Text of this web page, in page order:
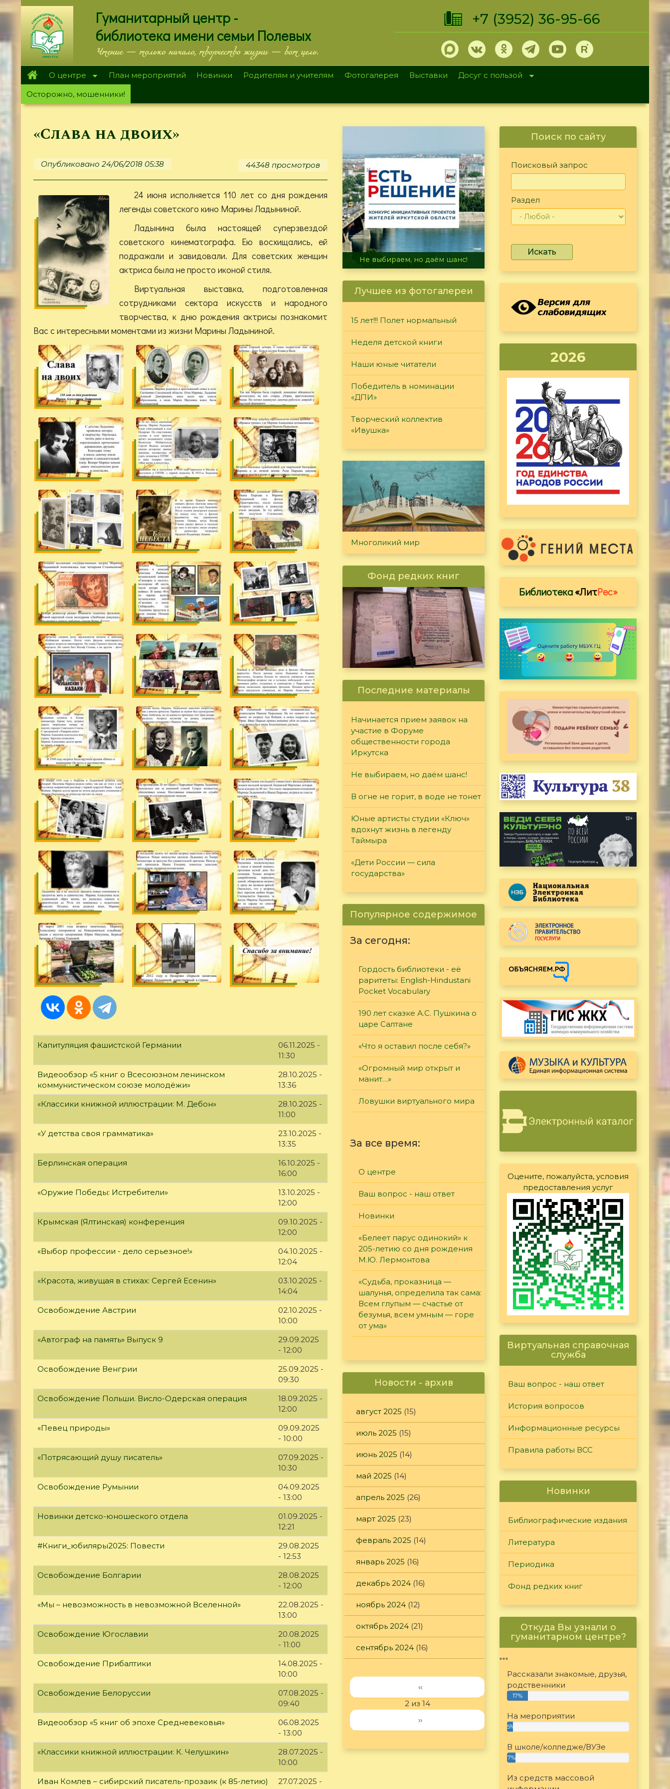
Перейти
к
основному
содержанию
Гуманитарный центр -
библиотека имени семьи Полевых
Чтение — только начало, творчество жизни — вот цель.
+7 (3952) 36-95-66
О центре План мероприятий Новинки Родителям и учителям Фотогалерея Выставки
Досуг с пользой
Осторожно, мошенники!
«Слава на двоих»
Опубликовано 24/06/2018 05:38 44348 просмотров
24 июня исполняется 110 лет со дня рождения
легенды советского кино Марины Ладыниной.
Ладынина была настоящей суперзвездой
советского кинематографа. Ею восхищались, ей
подражали и завидовали. Для советских женщин
актриса была не просто иконой стиля.
Виртуальная выставка, подготовленная
сотрудниками сектора искусств и народного
творчества, к дню рождения актрисы познакомит
Вас с интересными моментами из жизни Марины Ладыниной.
Капитуляция фашистской Германии
06.11.2025 -
11:30
Видеообзор «5 книг о Всесоюзном ленинском
коммунистическом союзе молодёжи»
28.10.2025 -
13:36
«Классики книжной иллюстрации: М. Дебон»
28.10.2025 -
11:00
«У детства своя грамматика»
23.10.2025 -
13:35
Берлинская операция
16.10.2025 -
16:00
«Оружие Победы: Истребители»
13.10.2025 -
12:00
Крымская (Ялтинская) конференция
09.10.2025 -
12:00
«Выбор профессии - дело серьезное!»
04.10.2025 -
12:04
«Красота, живущая в стихах: Сергей Есенин»
03.10.2025 -
14:04
Освобождение Австрии
02.10.2025 -
10:00
«Автограф на память» Выпуск 9
29.09.2025
- 12:00
Освобождение Венгрии
25.09.2025 -
09:30
Освобождение Польши. Висло-Одерская операция
18.09.2025 -
12:00
«Певец природы»
09.09.2025
- 10:00
«Потрясающий душу писатель»
07.09.2025 -
10:30
Освобождение Румынии
04.09.2025
- 13:00
Новинки детско-юношеского отдела
01.09.2025 -
12:21
#Книги_юбиляры2025: Повести
29.08.2025
- 12:53
Освобождение Болгарии
28.08.2025
- 12:00
«Мы – невозможность в невозможной Вселенной»
22.08.2025 -
13:00
Освобождение Югославии
20.08.2025
- 11:00
Освобождение Прибалтики
14.08.2025 -
10:00
Освобождение Белоруссии
07.08.2025 -
09:40
Видеообзор «5 книг об эпохе Средневековья»
06.08.2025
- 13:00
«Классики книжной иллюстрации: К. Челушкин»
28.07.2025 -
10:00
Иван Комлев – сибирский писатель-прозаик (к 85-летию)
27.07.2025 -
В огне не горит, в воде не тонет
Лучшее из фотогалереи
15 лет!!! Полет нормальный
Неделя детской книги
Наши юные читатели
Победитель в номинации
«ДПИ»
Творческий коллектив
«Ивушка»
Многоликий мир
Фонд редких книг
Последние материалы
Начинается прием заявок на
участие в Форуме
общественности города
Иркутска
Не выбираем, но даём шанс!
В огне не горит, в воде не тонет
Юные артисты студии «Ключ»
вдохнут жизнь в легенду
Таймыра
«Дети России — сила
государства»
Популярное содержимое
За сегодня:
Гордость библиотеки - её
раритеты: English-Hindustani
Pocket Vocabulary
190 лет сказке А.С. Пушкина о
царе Салтане
«Что я оставил после себя?»
«Огромный мир открыт и
манит…»
Ловушки виртуального мира
За все время:
О центре
Ваш вопрос - наш ответ
Новинки
«Белеет парус одинокий» к
205-летию со дня рождения
М.Ю. Лермонтова
«Судьба, проказница —
шалунья, определила так сама:
Всем глупым — счастье от
безумья, всем умным — горе
от ума»
Новости - архив
август 2025 (15)
июль 2025 (15)
июнь 2025 (14)
май 2025 (14)
апрель 2025 (26)
март 2025 (23)
февраль 2025 (14)
январь 2025 (16)
декабрь 2024 (16)
ноябрь 2024 (12)
октябрь 2024 (21)
сентябрь 2024 (16)
‹‹
2 из 14
››
Поиск по сайту
Поисковый запрос
Раздел
Искать
2026
Библиотека«ЛитРес»
Оцените, пожалуйста, условия
предоставления услуг
Виртуальная справочная
служба
Ваш вопрос - наш ответ
История вопросов
Информационные ресурсы
Правила работы ВСС
Новинки
Библиографические издания
Литература
Периодика
Фонд редких книг
Откуда Вы узнали о
гуманитарном центре?
"""
Рассказали знакомые, друзья,
родственники
17%
На мероприятии
5%
В школе/колледже/ВУЗе
7%
Из средств массовой